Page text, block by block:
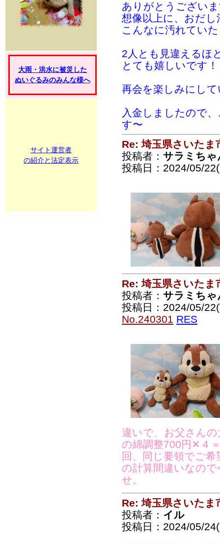
大雨・洪水に被災した
ぬいぐるみのみんな様へ
サイト運営者
の紹介と法定表示
ありがとうござい
想像以上に、おだ
こんなに汚れてい
2人とも見違えるほ
とても嬉しいです！
再会を楽しみにし
入金しましたので
す〜
Re: 埼玉県さいたま
投稿者： サラミちゃ
投稿日：2024/05/
Re: 埼玉県さいたま
投稿者： サラミちゃ
投稿日：2024/05/
No.240301 RES
違いで、お父さん
の綿調整700円✕４
回、同じ要領でご
の計算間違いなの
せ。
Re: 埼玉県さいたま
投稿者： イル
投稿日：2024/05/